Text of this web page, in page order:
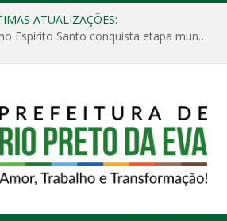
ATUALIZAÇÕES:
Escola Municipal Divino Espírito Santo conquista etapa municipal da V Feira Amazonense de Matemática